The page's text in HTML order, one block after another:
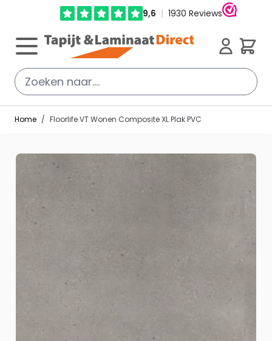
Ga direct door naar de inhoud
Cart
Home / Floorlife VT Wonen Composite XL Plak PVC